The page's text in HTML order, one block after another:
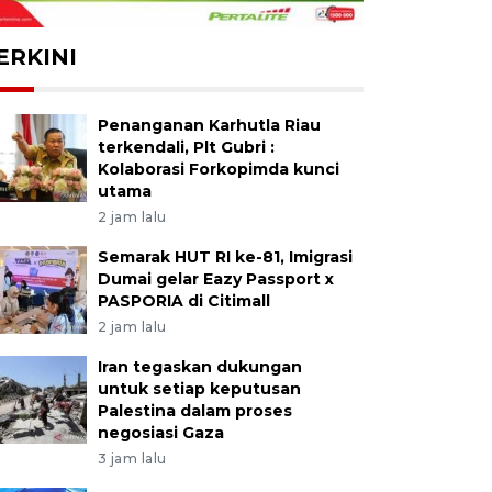
Penanganan Karhutla Riau
terkendali, Plt Gubri :
Kolaborasi Forkopimda kunci
utama
2 jam lalu
Semarak HUT RI ke-81, Imigrasi
Dumai gelar Eazy Passport x
PASPORIA di Citimall
2 jam lalu
Iran tegaskan dukungan
untuk setiap keputusan
Palestina dalam proses
negosiasi Gaza
3 jam lalu